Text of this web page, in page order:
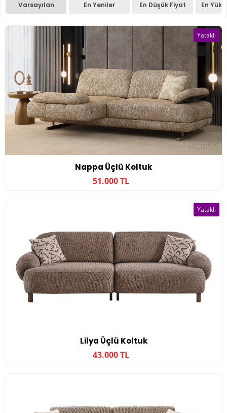
Varsayılan En Yeniler En Düşük Fiyat En
Nappa Üçlü Koltuk
51.000 TL
Yataklı
Lilya Üçlü Koltuk
43.000 TL
Yataklı